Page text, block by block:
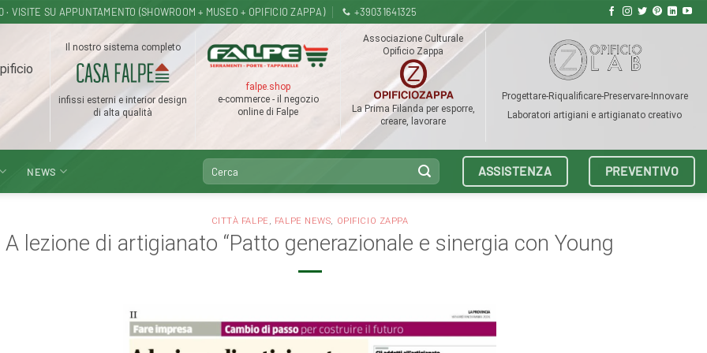
VISITE SU APPUNTAMENTO (SHOWROOM + MUSEO + OPIFICIO ZAPPA) +39031641325
Il nostro sistema completo
infissi esterni e interior design
di alta qualità
falpe.shop
e-commerce - il negozio
online di Falpe
Associazione Culturale
Opificio Zappa
La Prima Filanda per esporre,
creare, lavorare
Progettare-Riqualificare-Preservare-Innovare
Laboratori artigiani e artigianato creativo
NEWS
Cerca: ASSISTENZA PREVENTIVO
CITTÀ FALPE , FALPE NEWS, OPIFICIO ZAPPA
A lezione di artigianato “Patto generazionale e sinergia con Young